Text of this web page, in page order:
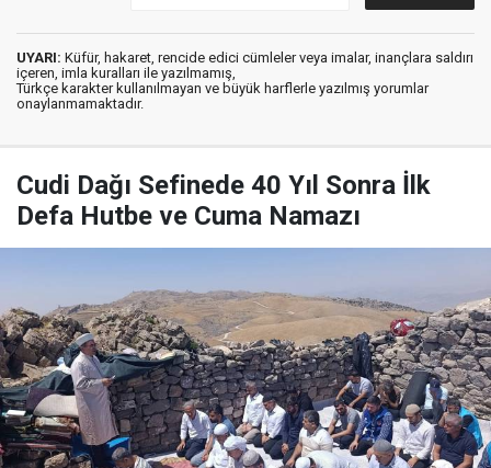
UYARI: Küfür, hakaret, rencide edici cümleler veya imalar, inançlara saldırı
içeren, imla kuralları ile yazılmamış,
Türkçe karakter kullanılmayan ve büyük harflerle yazılmış yorumlar
onaylanmamaktadır.
Cudi Dağı Sefinede 40 Yıl Sonra İlk
Defa Hutbe ve Cuma Namazı